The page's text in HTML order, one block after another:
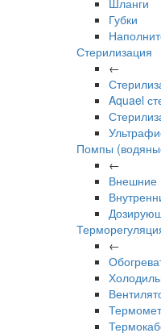
Шланги
Губки
Стерилизация
←
Aquael
Помпы
←
Внешние
←